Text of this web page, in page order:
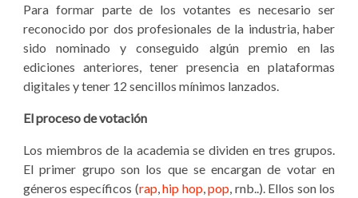
Para formar parte de los votantes es necesario ser
reconocido por dos profesionales de la industria, haber
sido nominado y conseguido algún premio en las
ediciones anteriores, tener presencia en plataformas
digitales y tener 12 sencillos mínimos lanzados.
El proceso de votación
Los miembros de la academia se dividen en tres grupos.
El primer grupo son los que se encargan de votar en
géneros específicos (rap,hip hop,pop , rnb..). Ellos son los